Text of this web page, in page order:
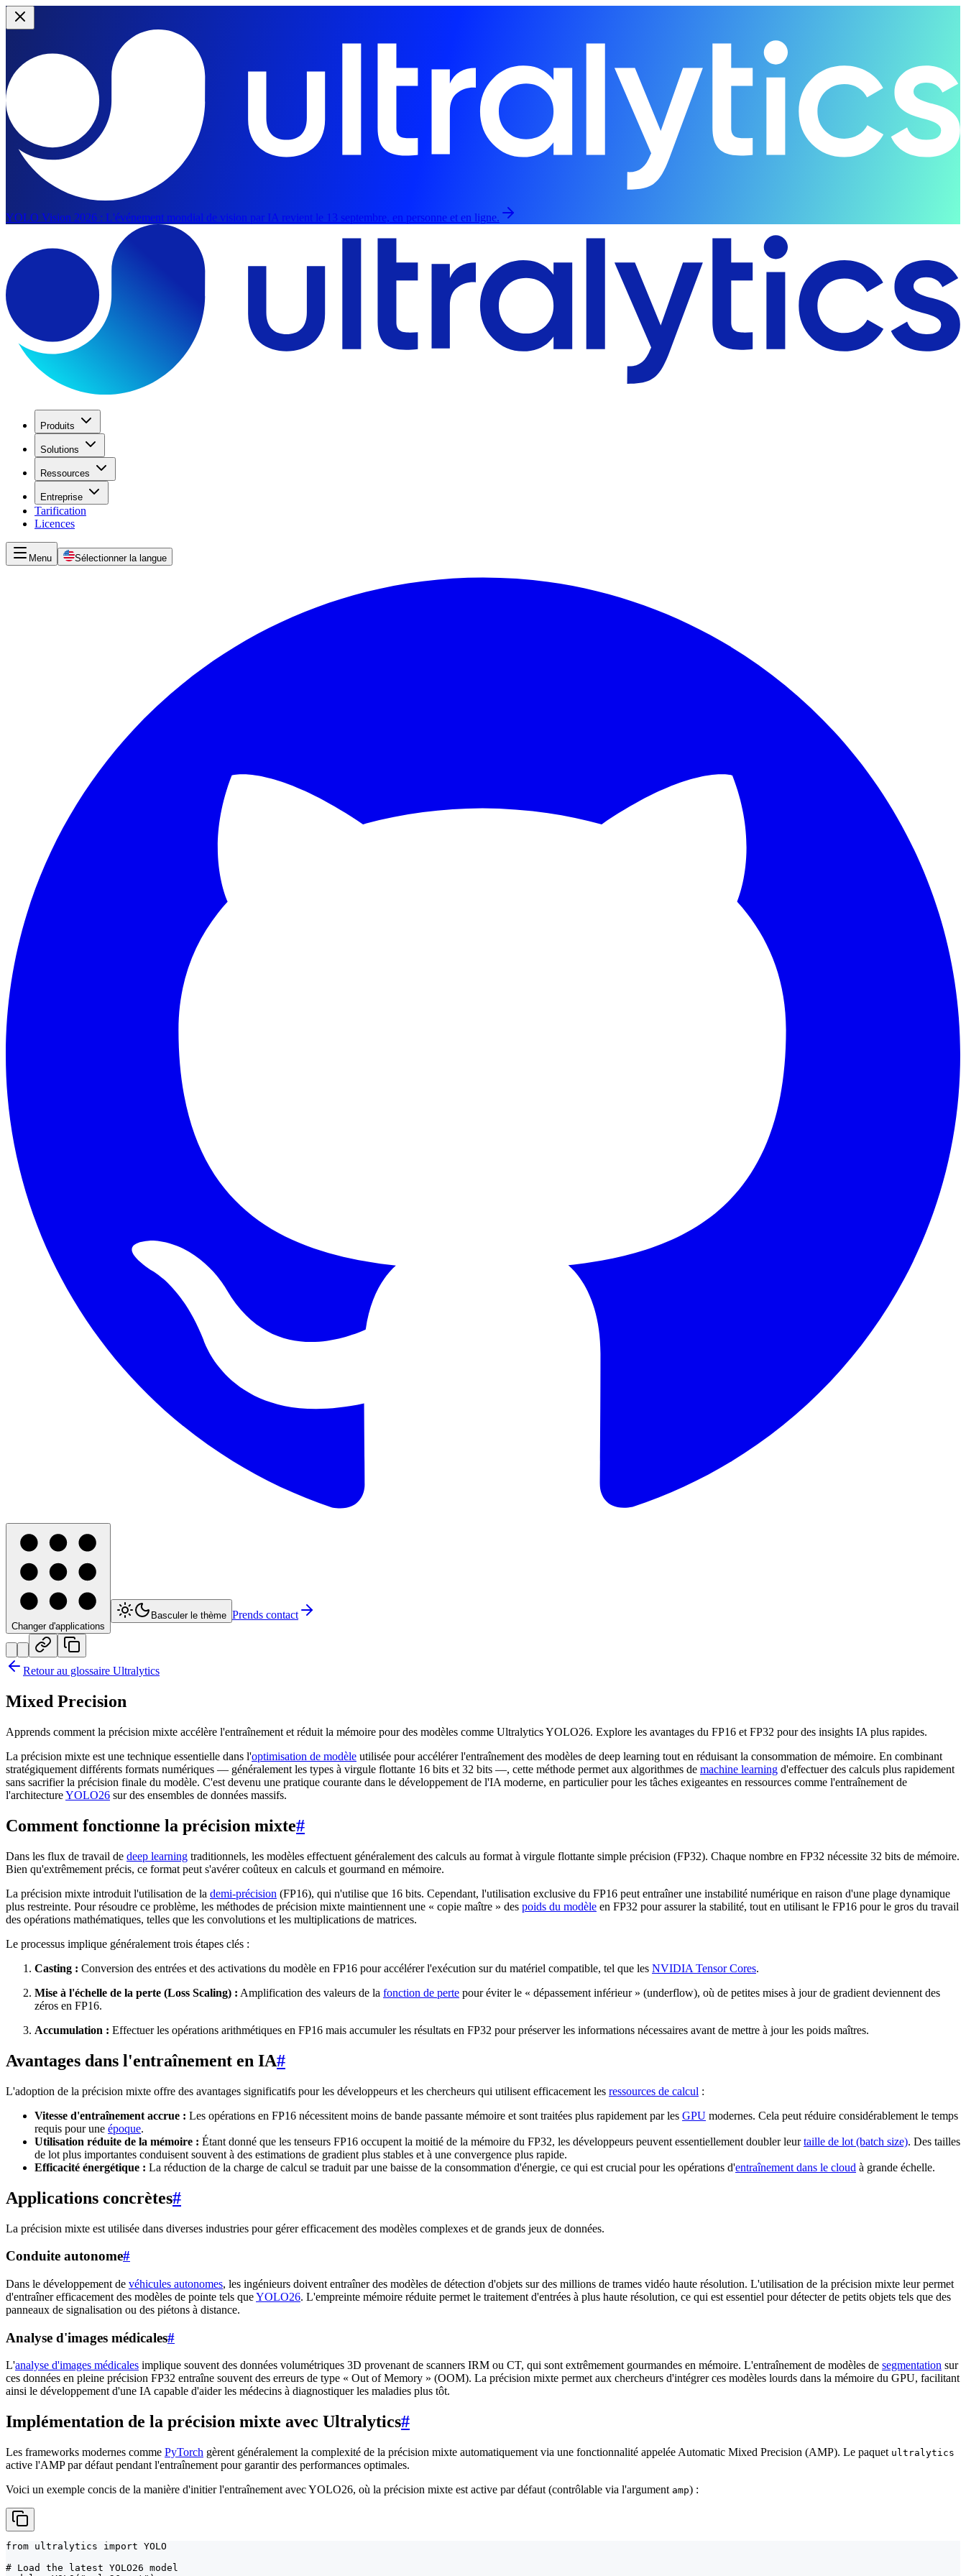
YOLO Vision 2026 : L'événement mondial de vision par IA revient le 13 septembre, en personne et en ligne.
Produits
Solutions
Ressources
Entreprise
Tarification
Licences
Menu Sélectionner la langue
Changer d'applications
Basculer le thème Prends contact
Retour au glossaire Ultralytics
Mixed Precision
Apprends comment la précision mixte accélère l'entraînement et réduit la mémoire pour des modèles comme Ultralytics YOLO26. Explore les avantages du FP16 et FP32 pour des insights IA plus rapides.
La précision mixte est une technique essentielle dans l'optimisation de modèle utilisée pour accélérer l'entraînement des modèles de deep learning tout en réduisant la consommation de mémoire. En combinant
stratégiquement différents formats numériques — généralement les types à virgule flottante 16 bits et 32 bits —, cette méthode permet aux algorithmes de machine learning d'effectuer des calculs plus rapidement
sans sacrifier la précision finale du modèle. C'est devenu une pratique courante dans le développement de l'IA moderne, en particulier pour les tâches exigeantes en ressources comme l'entraînement de
l'architectureYOLO26 sur des ensembles de données massifs.
Comment fonctionne la précision mixte#
Dans les flux de travail de deep learning traditionnels, les modèles effectuent généralement des calculs au format à virgule flottante simple précision (FP32). Chaque nombre en FP32 nécessite 32 bits de mémoire.
Bien qu'extrêmement précis, ce format peut s'avérer coûteux en calculs et gourmand en mémoire.
La précision mixte introduit l'utilisation de la demi-précision (FP16), qui n'utilise que 16 bits. Cependant, l'utilisation exclusive du FP16 peut entraîner une instabilité numérique en raison d'une plage dynamique
plus restreinte. Pour résoudre ce problème, les méthodes de précision mixte maintiennent une « copie maître » des poids du modèle en FP32 pour assurer la stabilité, tout en utilisant le FP16 pour le gros du travail
des opérations mathématiques, telles que les convolutions et les multiplications de matrices.
Le processus implique généralement trois étapes clés :
Casting : Conversion des entrées et des activations du modèle en FP16 pour accélérer l'exécution sur du matériel compatible, tel que les NVIDIA Tensor Cores.
Mise à l'échelle de la perte (Loss Scaling) : Amplification des valeurs de la fonction de perte pour éviter le « dépassement inférieur » (underflow), où de petites mises à jour de gradient deviennent des
zéros en FP16.
Accumulation : Effectuer les opérations arithmétiques en FP16 mais accumuler les résultats en FP32 pour préserver les informations nécessaires avant de mettre à jour les poids maîtres.
Avantages dans l'entraînement en IA#
L'adoption de la précision mixte offre des avantages significatifs pour les développeurs et les chercheurs qui utilisent efficacement les ressources de calcul :
Vitesse d'entraînement accrue : Les opérations en FP16 nécessitent moins de bande passante mémoire et sont traitées plus rapidement par les GPU modernes. Cela peut réduire considérablement le temps
requis pour une époque.
Utilisation réduite de la mémoire : Étant donné que les tenseurs FP16 occupent la moitié de la mémoire du FP32, les développeurs peuvent essentiellement doubler leurtaille de lot (batch size). Des tailles
de lot plus importantes conduisent souvent à des estimations de gradient plus stables et à une convergence plus rapide.
Efficacité énergétique : La réduction de la charge de calcul se traduit par une baisse de la consommation d'énergie, ce qui est crucial pour les opérations d'entraînement dans le cloud à grande échelle.
Applications concrètes#
La précision mixte est utilisée dans diverses industries pour gérer efficacement des modèles complexes et de grands jeux de données.
Conduite autonome#
Dans le développement de véhicules autonomes, les ingénieurs doivent entraîner des modèles de détection d'objets sur des millions de trames vidéo haute résolution. L'utilisation de la précision mixte leur permet
d'entraîner efficacement des modèles de pointe tels queYOLO26. L'empreinte mémoire réduite permet le traitement d'entrées à plus haute résolution, ce qui est essentiel pour détecter de petits objets tels que des
panneaux de signalisation ou des piétons à distance.
Analyse d'images médicales#
L'analyse d'images médicales implique souvent des données volumétriques 3D provenant de scanners IRM ou CT, qui sont extrêmement gourmandes en mémoire. L'entraînement de modèles de segmentation sur
ces données en pleine précision FP32 entraîne souvent des erreurs de type « Out of Memory » (OOM). La précision mixte permet aux chercheurs d'intégrer ces modèles lourds dans la mémoire du GPU, facilitant
ainsi le développement d'une IA capable d'aider les médecins à diagnostiquer les maladies plus tôt.
Implémentation de la précision mixte avec Ultralytics#
Les frameworks modernes comme PyTorch gèrent généralement la complexité de la précision mixte automatiquement via une fonctionnalité appelée Automatic Mixed Precision (AMP). Le paquet ultralytics
active l'AMP par défaut pendant l'entraînement pour garantir des performances optimales.
Voici un exemple concis de la manière d'initier l'entraînement avec YOLO26, où la précision mixte est active par défaut (contrôlable via l'argument amp) :
from ultralytics import YOLO
# Load the latest YOLO26 model